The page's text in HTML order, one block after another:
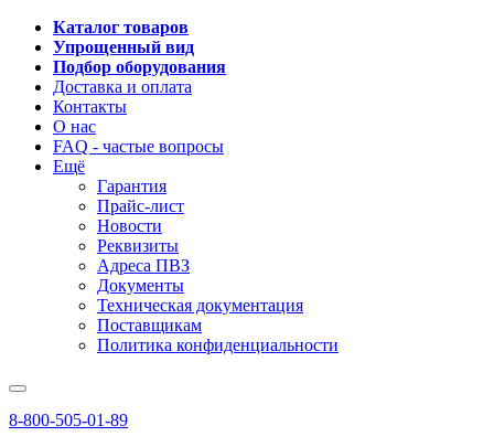
Каталог товаров
Упрощенный вид
Подбор оборудования
Доставка и оплата
Контакты
О нас
FAQ - частые вопросы
Ещё
Гарантия
Прайс-лист
Новости
Реквизиты
Адреса ПВЗ
Документы
Техническая документация
Поставщикам
Политика конфиденциальности
8-800-505-01-89